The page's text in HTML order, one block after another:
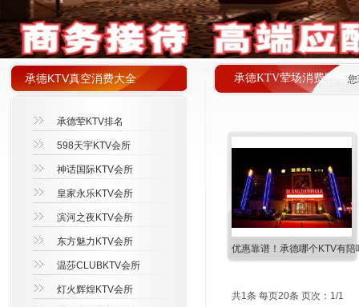
承德KTV荤场消费明细
优惠靠谱！承德哪个KTV有
共1条 每页20条 页次：1/1
承德KTV真空消费大全
承德荤KTV排名
598天宇KTV会所
神话国际KTV会所
皇家永乐KTV会所
滨河之夜KTV会所
东方魅力KTV会所
温莎CLUBKTV会所
灯火辉煌KTV会所